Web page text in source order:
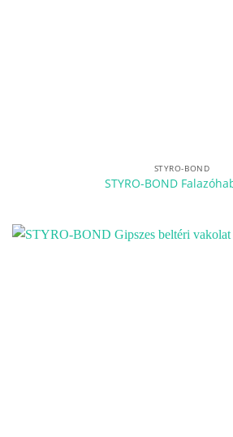
STYRO-BOND
STYRO-BOND